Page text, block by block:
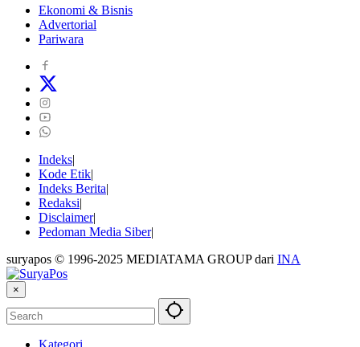
Ekonomi & Bisnis
Advertorial
Pariwara
Indeks
Kode Etik
Indeks Berita
Redaksi
Disclaimer
Pedoman Media Siber
suryapos © 1996-2025 MEDIATAMA GROUP dari INA
×
Kategori